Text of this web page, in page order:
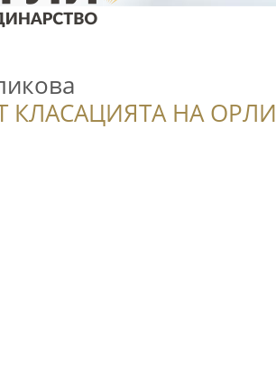
КЛАСАЦИЯТА НА ОРЛИ